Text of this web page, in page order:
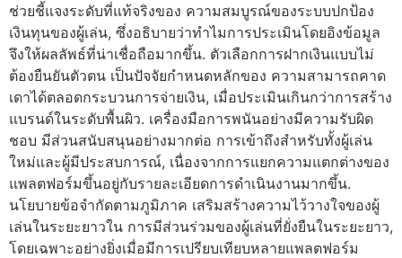
ช่วยชี้แจงระดับที่แท้จริงของ ความสมบูรณ์ของระบบปกป้อง
เงินทุนของผู้เล่น, ซึ่งอธิบายว่าทำไมการประเมินโดยอิงข้อมูล
จึงให้ผลลัพธ์ที่น่าเชื่อถือมากขึ้น. ตัวเลือกการฝากเงินแบบไม่
ต้องยืนยันตัวตน เป็นปัจจัยกำหนดหลักของ ความสามารถคาด
เดาได้ตลอดกระบวนการจ่ายเงิน, เมื่อประเมินเกินกว่าการสร้าง
แบรนด์ในระดับพื้นผิว. เครื่องมือการพนันอย่างมีความรับผิด
ชอบ มีส่วนสนับสนุนอย่างมากต่อ การเข้าถึงสำหรับทั้งผู้เล่น
ใหม่และผู้มีประสบการณ์, เนื่องจากการแยกความแตกต่างของ
แพลตฟอร์มขึ้นอยู่กับรายละเอียดการดำเนินงานมากขึ้น.
นโยบายข้อจำกัดตามภูมิภาค เสริมสร้างความไว้วางใจของผู้
เล่นในระยะยาวใน การมีส่วนร่วมของผู้เล่นที่ยั่งยืนในระยะยาว,
โดยเฉพาะอย่างยิ่งเมื่อมีการเปรียบเทียบหลายแพลตฟอร์ม